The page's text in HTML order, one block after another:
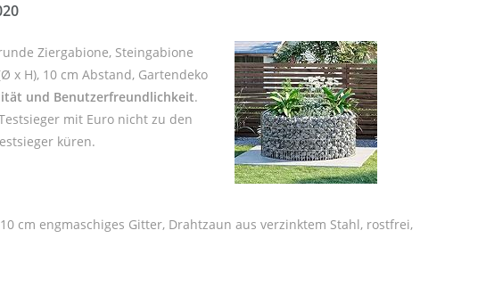
Ziergabione, Steingabione
x H), 10 cm Abstand, Gartendeko
und Benutzerfreundlichkeit.
mit Euro nicht zu den
küren.
cm engmaschiges Gitter, Drahtzaun aus verzinktem Stahl, rostfrei,